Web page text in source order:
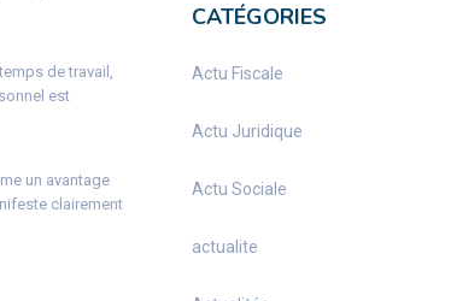
de travail,
est
un avantage
clairement
CATÉGORIES
Actu Fiscale
Actu Juridique
Actu Sociale
actualite